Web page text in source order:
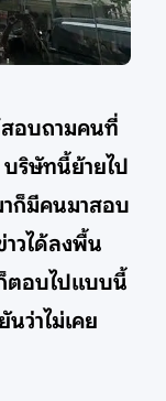
อบถามคนที่
บริษัทนี้ย้ายไป
ก็มีคนมาสอบ
วได้ลงพื้น
ตอบไปแบบนี้
ว่าไม่เคย